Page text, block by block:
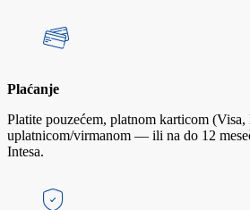
Plaćanje
Platite pouzećem, platnom karticom
uplatnicom/virmanom — ili na do 12
Intesa.